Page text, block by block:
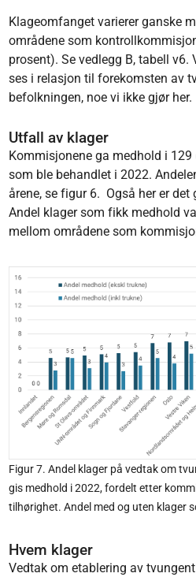
Klageomfanget varierer ganske
områdene som
prosent). Se vedlegg B, tabell
ses i relasjon til forekomsten av
befolkningen, noe vi ikke gjør her.
Utfall av klager
Kommisjonene ga medhold i
som ble behandlet i 2022.
årene, se figur 6. Også her er det
Andel klager som fikk medhold
mellom områdene som
Figur 7. Andel klager på vedtak om
gis medhold i 2022, fordelt etter
tilhørighet. Andel med og uten klager
Hvem klager
Vedtak om etablering av